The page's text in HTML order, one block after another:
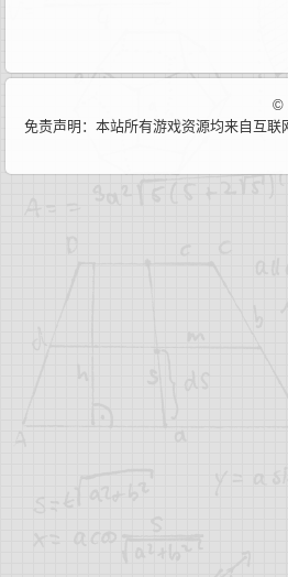
©
免责声明：本站所有游戏资源均来自互